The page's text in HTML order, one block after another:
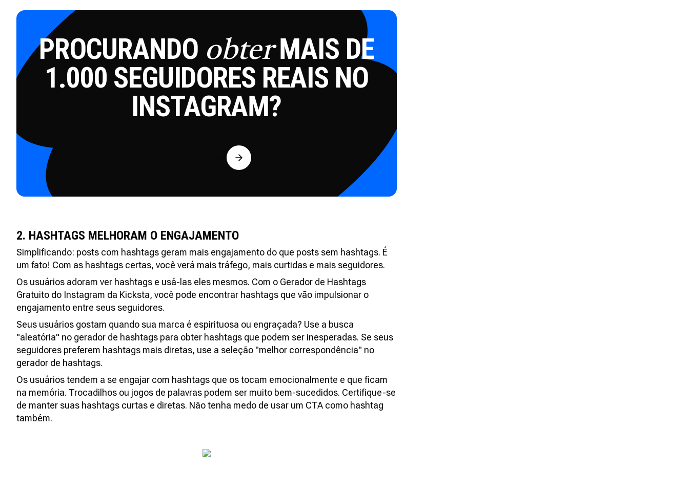
PROCURANDO obterMAIS DE
1.000 SEGUIDORES REAIS NO
INSTAGRAM?
2. HASHTAGS MELHORAM O ENGAJAMENTO
Simplificando: posts com hashtags geram mais engajamento do que posts sem hashtags. É
um fato! Com as hashtags certas, você verá mais tráfego, mais curtidas e mais seguidores.
Os usuários adoram ver hashtags e usá-las eles mesmos. Com o Gerador de Hashtags
Gratuito do Instagram da Kicksta, você pode encontrar hashtags que vão impulsionar o
engajamento entre seus seguidores.
Seus usuários gostam quando sua marca é espirituosa ou engraçada? Use a busca
"aleatória" no gerador de hashtags para obter hashtags que podem ser inesperadas. Se seus
seguidores preferem hashtags mais diretas, use a seleção "melhor correspondência" no
gerador de hashtags.
Os usuários tendem a se engajar com hashtags que os tocam emocionalmente e que ficam
na memória. Trocadilhos ou jogos de palavras podem ser muito bem-sucedidos. Certifique-se
de manter suas hashtags curtas e diretas. Não tenha medo de usar um CTA como hashtag
também.